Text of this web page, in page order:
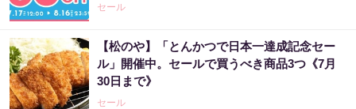
セール
【松のや】「とんかつで日本一達成記念セー
ル」開催中。セールで買うべき商品3つ《7月
30日まで》
セール